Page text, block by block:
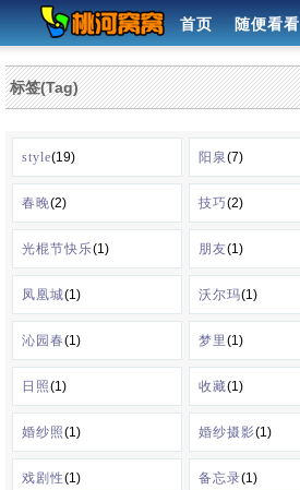
首页 随便看看
标签(Tag)
style(19) 阳泉(7)
春晚(2) 技巧(2)
光棍节快乐(1) 朋友(1)
凤凰城(1) 沃尔玛(1)
沁园春(1) 梦里 (1)
日照(1) 收藏(1)
婚纱照(1) 婚纱摄影(1)
戏剧性(1) 备忘录(1)